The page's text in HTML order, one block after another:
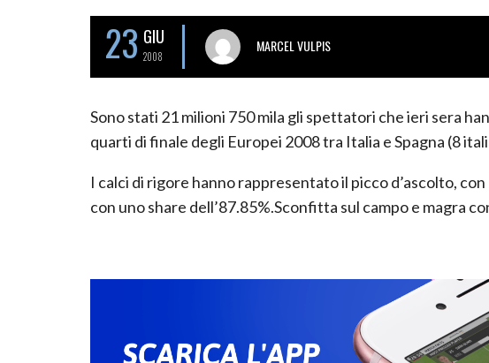
23 GIU
2008
MARCEL VULPIS
Sono stati 21 milioni 750 mila gli spettatori che ieri sera
quarti di finale degli Europei 2008 tra Italia e Spagna (8
I calci di rigore hanno rappresentato il picco d’ascolto,
con uno share dell’87.85%.Sconfitta sul campo e magra